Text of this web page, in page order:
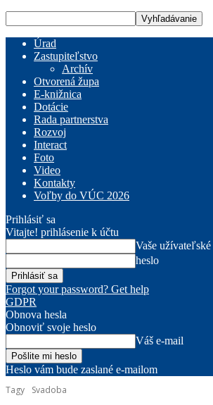
Úrad
Zastupiteľstvo
Archív
Otvorená župa
E-knižnica
Dotácie
Rada partnerstva
Rozvoj
Interact
Foto
Video
Kontakty
Voľby do VÚC 2026
Prihlásiť sa
Vitajte! prihlásenie k účtu
Vaše užívateľské
heslo
Forgot your password? Get help
GDPR
Obnova hesla
Obnoviť svoje heslo
Váš e-mail
Heslo vám bude zaslané e-mailom
Tagy
Svadoba